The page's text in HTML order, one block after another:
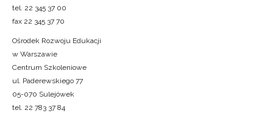
tel. 22 345 37 00
fax 22 345 37 70
Ośrodek Rozwoju Edukacji
w Warszawie
Centrum Szkoleniowe
ul. Paderewskiego 77
05-070 Sulejówek
tel. 22 783 37 84